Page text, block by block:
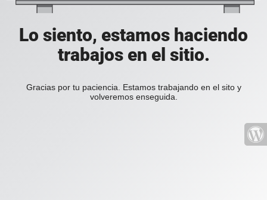
Lo siento, estamos haciendo
trabajos en el sitio.
Gracias por tu paciencia. Estamos trabajando en el sito y
volveremos enseguida.